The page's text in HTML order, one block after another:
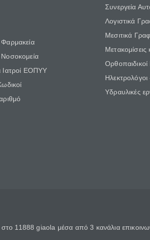
Ιατροί ΕΟΠΥΥ
Συνεργεία
Λογιστικά
Μεσιτικά
Ορθοπαιδικοί
Ηλεκτρολόγοι
Υδραυλικές
11888 giaola μέσα από 3 κανάλια